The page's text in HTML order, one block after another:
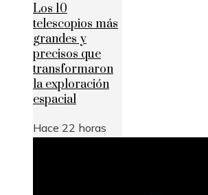
Los 10
telescopios más
grandes y
precisos que
transformaron
la exploración
espacial
Hace 22 horas